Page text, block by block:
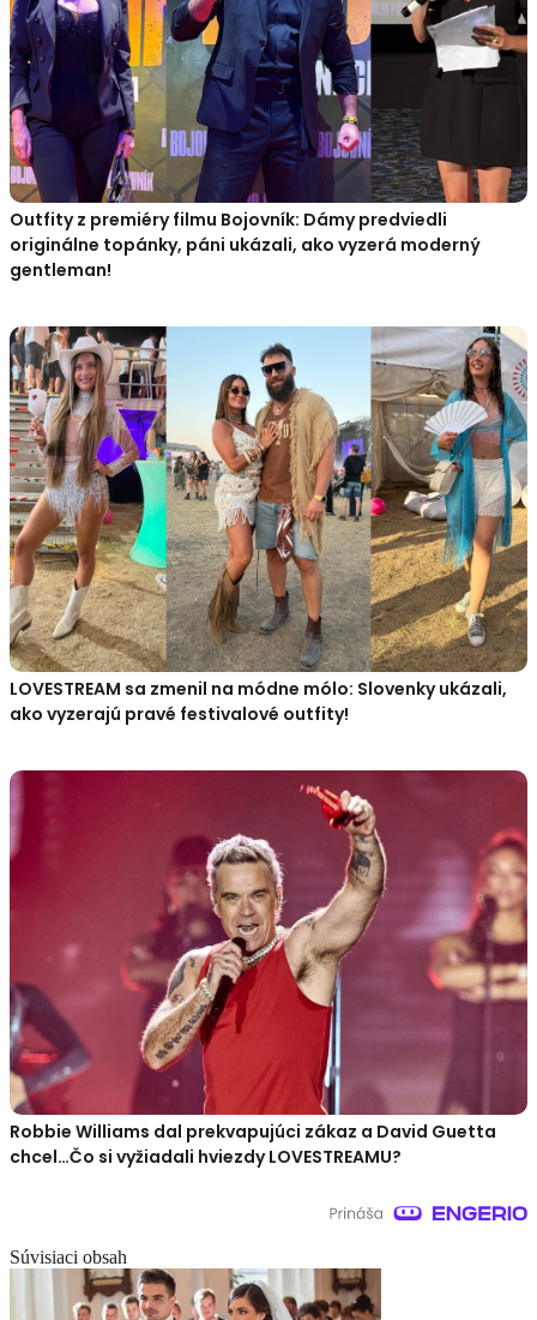
Outfity z premiéry filmu Bojovník: Dámy predviedli
originálne topánky, páni ukázali, ako vyzerá moderný
gentleman!
LOVESTREAM sa zmenil na módne mólo: Slovenky ukázali,
ako vyzerajú pravé festivalové outfity!
Robbie Williams dal prekvapujúci zákaz a David Guetta
chcel…Čo si vyžiadali hviezdy LOVESTREAMU?
Súvisiaci obsah